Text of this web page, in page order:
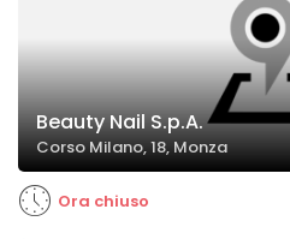
Beauty Nail S.p.A.
Corso Milano, 18, Monza
Ora chiuso